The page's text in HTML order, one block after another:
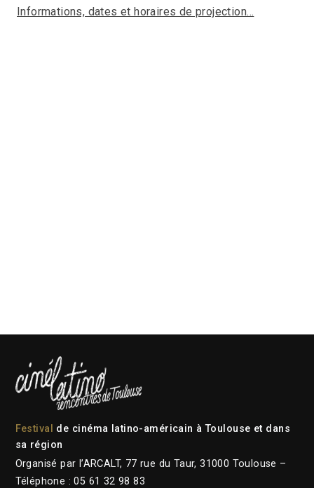
Informations, dates et horaires de projection…
Festival
de cinéma latino-américain à Toulouse et dans
sa région
Organisé par l’ARCALT, 77 rue du Taur, 31000 Toulouse –
Téléphone : 05 61 32 98 83